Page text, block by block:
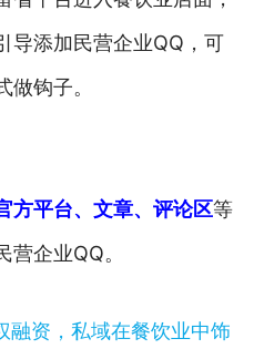
导添加民营企业QQ，可
钩子。
方平台、文章、评论区等
企业QQ。